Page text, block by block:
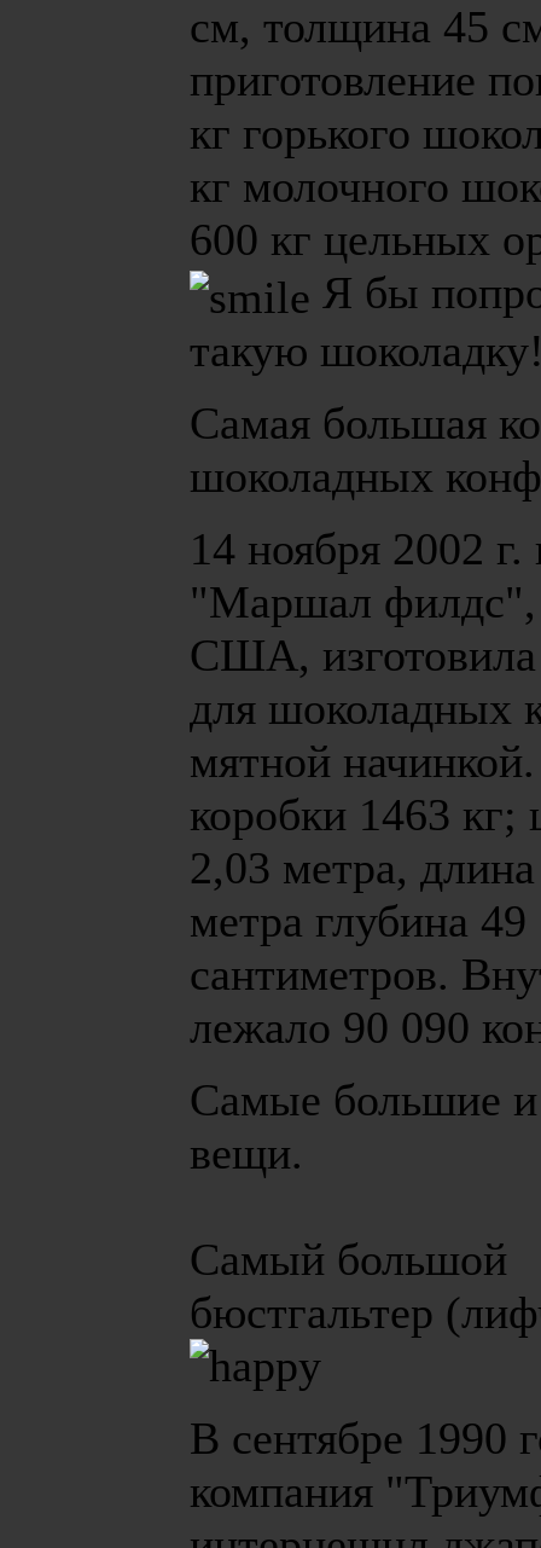
см, толщина 45
приготовление
кг горького
кг молочного
600 кг цельных
Я бы
такую
Самая большая
шоколадных
14 ноября 2002
"Маршал филдс",
США, изготовила
для шоколадных
мятной
коробки 1463
2,03 метра,
метра глубина 49
сантиметров.
лежало 90 090
Самые большие и
вещи.
Самый большой
бюстгальтер
В сентябре 1990
компания